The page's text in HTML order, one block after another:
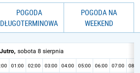
POGODA
DŁUGOTERMINOWA
POGODA NA
WEEKEND